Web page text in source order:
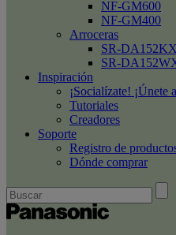
NF-GM600
NF-GM400
Arroceras
SR-
SR-
Inspiración
¡Socialízate! ¡Únete
Tutoriales
Creadores
Soporte
Registro de
Dónde comprar